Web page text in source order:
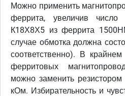
Можно применить
феррита, увеличив
К18Х8Х5 из феррита
случае обмотка должна
соответственно). В крайнем
ферритовых
можно заменить
кОм. Избирательность и